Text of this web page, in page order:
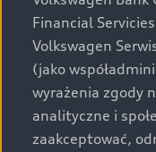
za dopłatą.
specyfikacji pojazdu
określenie
świadectwo
sobie prawo do
prezentowane na
zamieszczania. W
Financial
Volkswagen
(jako
wyrażenia zgody
analityczne i
zaakceptować,